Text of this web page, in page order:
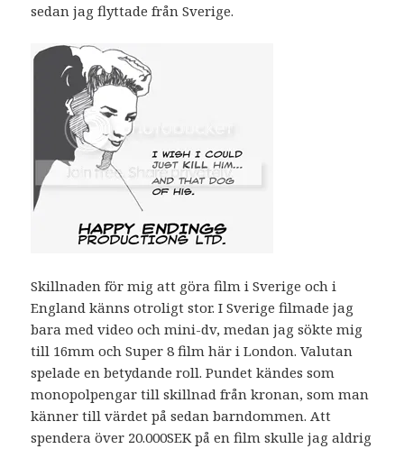
sedan jag flyttade från Sverige.
Skillnaden för mig att göra film i Sverige och i
England känns otroligt stor. I Sverige filmade jag
bara med video och mini-dv, medan jag sökte mig
till 16mm och Super 8 film här i London. Valutan
spelade en betydande roll. Pundet kändes som
monopolpengar till skillnad från kronan, som man
känner till värdet på sedan barndommen. Att
spendera över 20.000SEK på en film skulle jag aldrig